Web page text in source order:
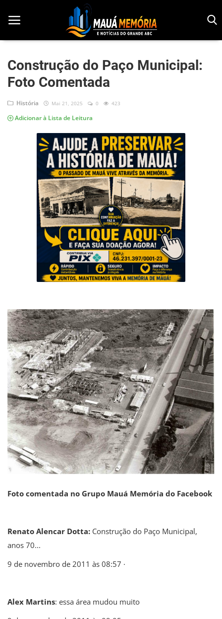
Início
Dorama
Vídeos
Contribua
História da Família
Entrar
Registrar
Portuguese
Construção do Paço Municipal:
Foto Comentada
História Mai 21, 2025 0 423
Adicionar à Lista de Leitura
Foto comentada no Grupo Mauá Memória do Facebook
Renato Alencar Dotta: Construção do Paço Municipal,
anos 70...
9 de novembro de 2011 às 08:57 ·
Alex Martins: essa área mudou muito